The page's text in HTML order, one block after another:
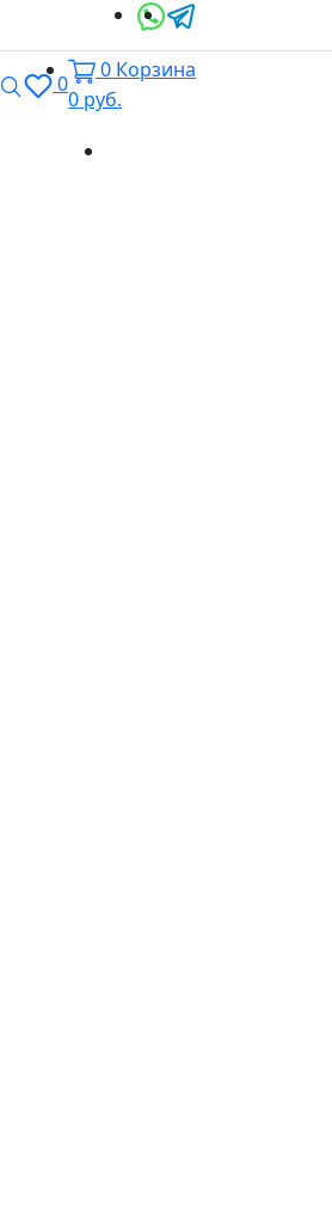
ВходПоиск
0
0 Корзина
0 руб.